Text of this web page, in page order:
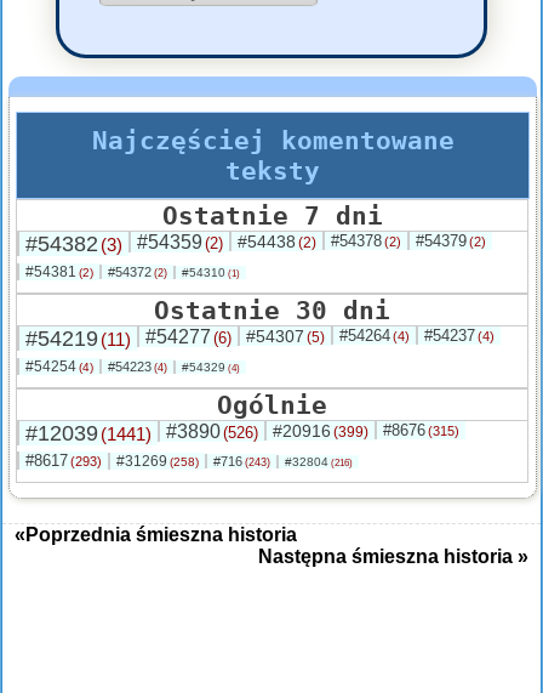
Najczęściej komentowane
teksty
Ostatnie 7 dni
#54382 (3) #54359(2) #54438 (2) #54378(2) #54379(2)
#54381 (2) #54372 (2) #54310 (1)
Ostatnie 30 dni
#54219(11) #54277 (6) #54307 (5) #54264(4) #54237(4)
#54254(4) #54223 (4) #54329 (4)
Ogólnie
#12039(1441) #3890(526) #20916 (399) #8676(315)
#8617(293) #31269 (258) #716 (243) #32804 (216)
«Poprzednia śmieszna historia
Następna śmieszna historia »